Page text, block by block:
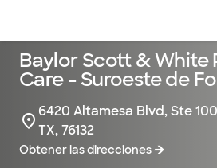
Baylor Scott & White
Care - Suroeste de
6420 Altamesa Blvd, Ste
TX, 76132
Obtener las direcciones